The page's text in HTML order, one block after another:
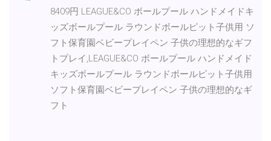
8409円 LEAGUE&CO ボールプール ハンドメイドキ
ッズボールプール ラウンドボールピット子供用 ソ
フト保育園ベビープレイペン 子供の理想的なギフ
トプレイ,LEAGUE&CO ボールプール ハンドメイド
キッズボールプール ラウンドボールピット子供用
ソフト保育園ベビープレイペン 子供の理想的なギ
フト